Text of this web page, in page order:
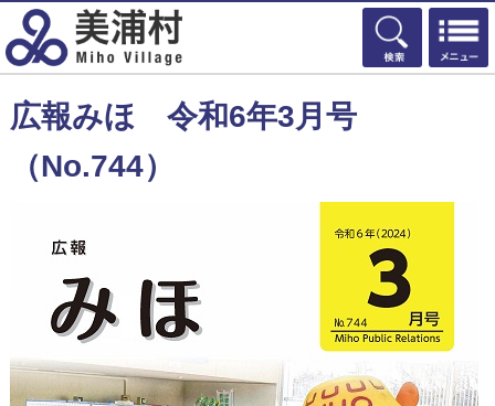
検索
広報みほ 令和6年3月号
（No.744）